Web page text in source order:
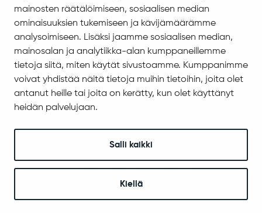
mainosten räätälöimiseen, sosiaalisen median
ominaisuuksien tukemiseen ja kävijämäärämme
analysoimiseen. Lisäksi jaamme sosiaalisen median,
mainosalan ja analytiikka-alan kumppaneillemme
tietoja siitä, miten käytät sivustoamme. Kumppanimme
voivat yhdistää näitä tietoja muihin tietoihin, joita olet
antanut heille tai joita on kerätty, kun olet käyttänyt
heidän palvelujaan.
Salli kaikki
Kiellä
Asiakirjajulkisuuskuvaus
Evästeiden hallinta
Yhteystiedot
Jäämerentie 1, 99601 Sodankylä
Kaikki yhteystiedot
Henkilökunnan intranet
Seuraa meitä